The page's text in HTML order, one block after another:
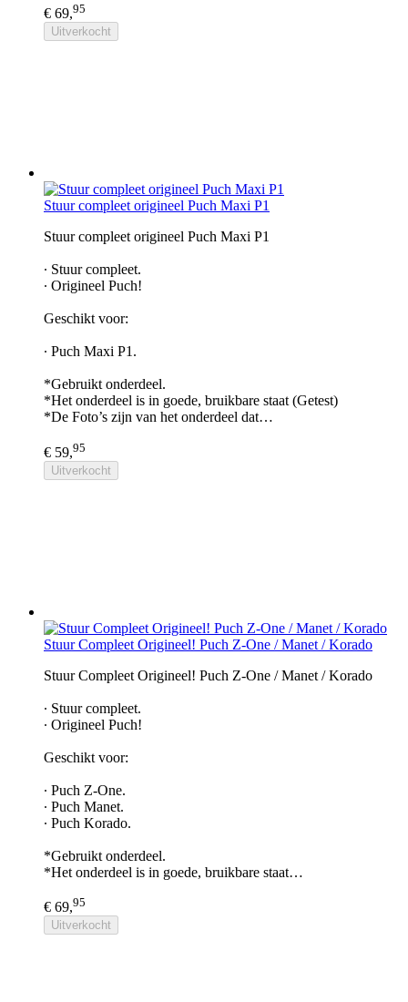
€ 69,95
Uitverkocht
Stuur compleet origineel Puch Maxi P1
Stuur compleet origineel Puch Maxi P1
∙ Stuur compleet.
∙ Origineel Puch!
Geschikt voor:
∙ Puch Maxi P1.
*Gebruikt onderdeel.
*Het onderdeel is in goede, bruikbare staat (Getest)
*De Foto’s zijn van het onderdeel dat…
€ 59,95
Uitverkocht
Stuur Compleet Origineel! Puch Z-One / Manet / Korado
Stuur Compleet Origineel! Puch Z-One / Manet / Korado
∙ Stuur compleet.
∙ Origineel Puch!
Geschikt voor:
∙ Puch Z-One.
∙ Puch Manet.
∙ Puch Korado.
*Gebruikt onderdeel.
*Het onderdeel is in goede, bruikbare staat…
€ 69,95
Uitverkocht